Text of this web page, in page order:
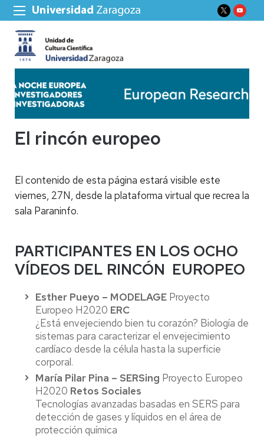
El rincón europeo
El contenido de esta página estará visible este
viernes, 27N, desde la plataforma virtual que recrea la
sala Paraninfo.
PARTICIPANTES EN LOS OCHO
VÍDEOS DEL RINCÓN EUROPEO
Esther Pueyo – MODELAGE Proyecto
Europeo H2020 ERC
¿Está envejeciendo bien tu corazón? Biología de
sistemas para caracterizar el envejecimiento
cardíaco desde la célula hasta la superficie
corporal.
María Pilar Pina – SERSing Proyecto Europeo
H2020 Retos Sociales
Tecnologías avanzadas basadas en SERS para
detección de gases y líquidos en el área de
protección química